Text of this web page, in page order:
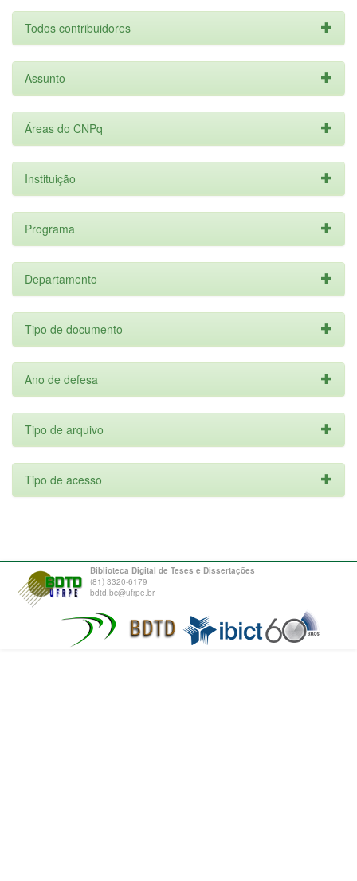
Todos contribuidores
Assunto
Áreas do CNPq
Instituição
Programa
Departamento
Tipo de documento
Ano de defesa
Tipo de arquivo
Tipo de acesso
Biblioteca Digital de Teses e Dissertações
(81) 3320-6179
bdtd.bc@ufrpe.br